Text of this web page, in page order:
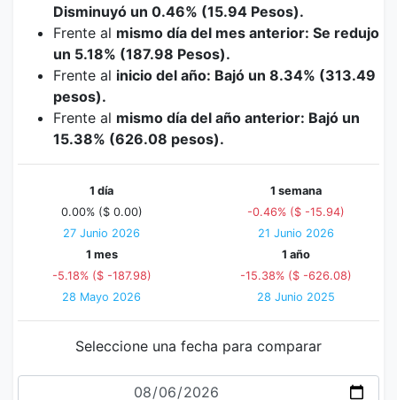
Disminuyó un 0.46% (15.94 Pesos).
Frente al mismo día del mes anterior: Se redujo
un 5.18% (187.98 Pesos).
Frente al inicio del año: Bajó un 8.34% (313.49
pesos).
Frente al mismo día del año anterior: Bajó un
15.38% (626.08 pesos).
1 día
0.00% ($ 0.00)
27 Junio 2026
1 semana
-0.46% ($ -15.94)
21 Junio 2026
1 mes
-5.18% ($ -187.98)
28 Mayo 2026
1 año
-15.38% ($ -626.08)
28 Junio 2025
Seleccione una fecha para comparar
Fecha